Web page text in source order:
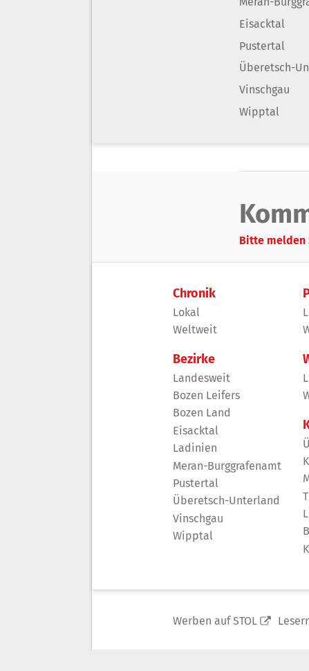
Eisacktal
Pustertal
Überetsch-
Vinschgau
Wipptal
Bitte melden
Chronik
Lokal
Weltweit
Bezirke
Landesweit
Bozen Leifers
Bozen Land
Eisacktal
Ladinien
Meran-Burggrafenamt
Pustertal
Überetsch-Unterland
Vinschgau
Wipptal
Werben auf STOL